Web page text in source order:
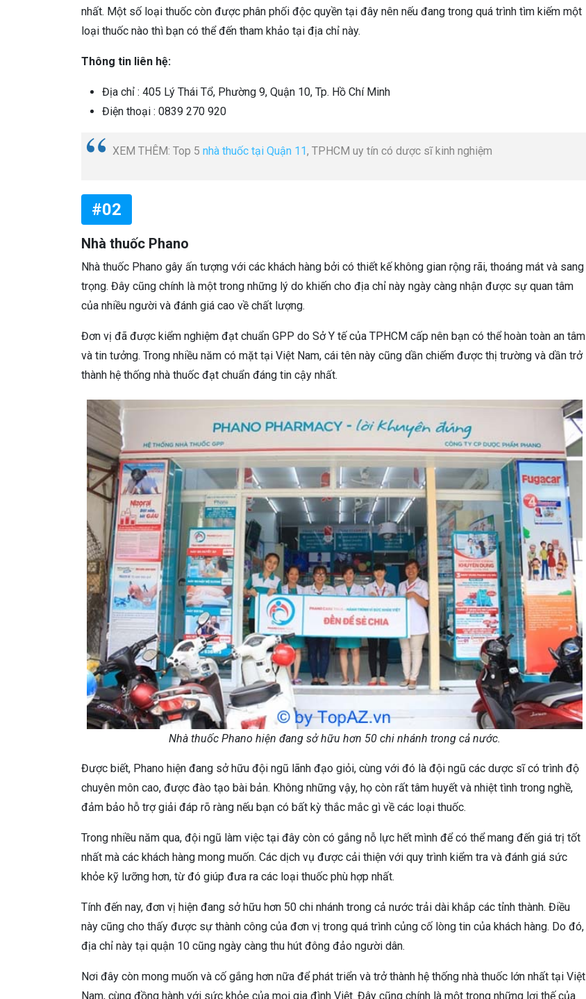
nhất. Một số loại thuốc còn được phân phối độc quyền tại đây nên nếu đang trong quá trình tìm kiếm một
loại thuốc nào thì bạn có thể đến tham khảo tại địa chỉ này.
Thông tin liên hệ:
Địa chỉ : 405 Lý Thái Tổ, Phường 9, Quận 10, Tp. Hồ Chí Minh
Điện thoại : 0839 270 920
XEM THÊM: Top 5 nhà thuốc tại Quận 11, TPHCM uy tín có dược sĩ kinh nghiệm
#02
Nhà thuốc Phano
Nhà thuốc Phano gây ấn tượng với các khách hàng bởi có thiết kế không gian rộng rãi, thoáng mát và sang
trọng. Đây cũng chính là một trong những lý do khiến cho địa chỉ này ngày càng nhận được sự quan tâm
của nhiều người và đánh giá cao về chất lượng.
Đơn vị đã được kiểm nghiệm đạt chuẩn GPP do Sở Y tế của TPHCM cấp nên bạn có thể hoàn toàn an tâm
và tin tưởng. Trong nhiều năm có mặt tại Việt Nam, cái tên này cũng dần chiếm được thị trường và dần trở
thành hệ thống nhà thuốc đạt chuẩn đáng tin cậy nhất.
Nhà thuốc Phano hiện đang sở hữu hơn 50 chi nhánh trong cả nước.
Được biết, Phano hiện đang sở hữu đội ngũ lãnh đạo giỏi, cùng với đó là đội ngũ các dược sĩ có trình độ
chuyên môn cao, được đào tạo bài bản. Không những vậy, họ còn rất tâm huyết và nhiệt tình trong nghề,
đảm bảo hỗ trợ giải đáp rõ ràng nếu bạn có bất kỳ thắc mắc gì về các loại thuốc.
Trong nhiều năm qua, đội ngũ làm việc tại đây còn có gắng nỗ lực hết mình để có thể mang đến giá trị tốt
nhất mà các khách hàng mong muốn. Các dịch vụ được cải thiện với quy trình kiểm tra và đánh giá sức
khỏe kỹ lưỡng hơn, từ đó giúp đưa ra các loại thuốc phù hợp nhất.
Tính đến nay, đơn vị hiện đang sở hữu hơn 50 chi nhánh trong cả nước trải dài khắp các tỉnh thành. Điều
này cũng cho thấy được sự thành công của đơn vị trong quá trình củng cố lòng tin của khách hàng. Do đó,
địa chỉ này tại quận 10 cũng ngày càng thu hút đông đảo người dân.
Nơi đây còn mong muốn và cố gắng hơn nữa để phát triển và trở thành hệ thống nhà thuốc lớn nhất tại Việt
Nam, cùng đồng hành với sức khỏe của mọi gia đình Việt. Đây cũng chính là một trong những lợi thế của